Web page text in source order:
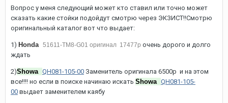
Вопрос у меня следующий может кто ставил или точно может
сказать какие стойки подойдут смотрю через ЭКЗИСТ!!Смотрю
оригинальный каталог вот что выдает:
1) Honda 51611-TM8-G01 оригинал 17477р очень дорого и долго
ждать
2)Showa QH081-105-00 Заменитель оригинала 6500р и на этом
все!!!! но если в поиске начинаю искать Showa QH081-105-
00 выдает заменителем каябу